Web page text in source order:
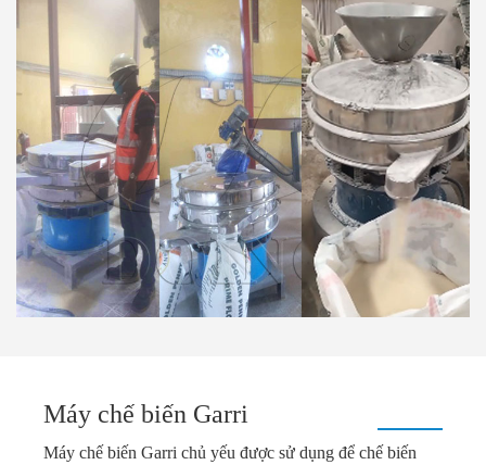
Máy chế biến Garri
Máy chế biến Garri chủ yếu được sử dụng để chế biến